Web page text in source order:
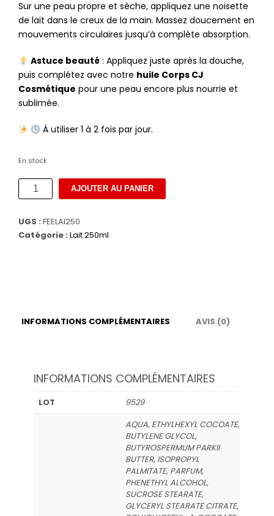
Sur une peau propre et sèche, appliquez une noisette
de lait dans le creux de la main. Massez doucement en
mouvements circulaires jusqu’à complète absorption.
Astuce beauté: Appliquez juste après la douche,
puis complétez avec notre huile Corps CJ
Cosmétique pour une peau encore plus nourrie et
sublimée.
À utiliser 1 à 2 fois par jour.
En stock
quantité
de
corps
anti
AJOUTER AU PANIER
UGS : FEELAI250
Catégorie : Lait 250ml
INFORMATIONS COMPLÉMENTAIRES AVIS (0)
INFORMATIONS COMPLÉMENTAIRES
LOT
9529
AQUA, ETHYLHEXYL COCOATE,
BUTYLENE GLYCOL,
BUTYROSPERMUM PARKII
BUTTER, ISOPROPYL
PALMITATE, PARFUM,
PHENETHYL ALCOHOL,
SUCROSE STEARATE,
GLYCERYL STEARATE CITRATE,